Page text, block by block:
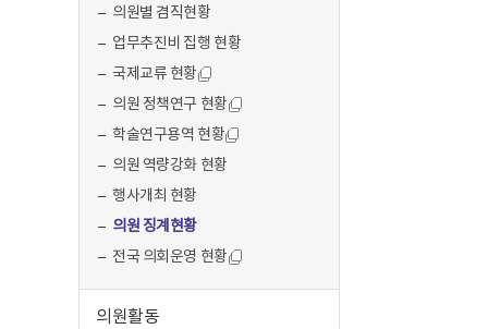
의원별 겸직현황
업무추진비 집행 현황
국제교류 현황
의원 정책연구 현황
학술연구용역 현황
의원 역량강화 현황
행사개최 현황
의원 징계현황
전국 의회운영 현황
의원활동